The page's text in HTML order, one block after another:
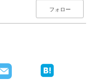
て【ヨコヨミ】: 20
フォロー